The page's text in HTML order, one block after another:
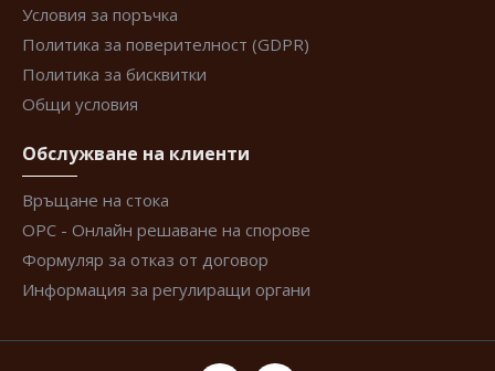
Условия за поръчка
Политика за поверителност (GDPR)
Политика за бисквитки
Общи условия
Обслужване на клиенти
Връщане на стока
ОРС - Онлайн решаване на спорове
Формуляр за отказ от договор
Информация за регулиращи органи